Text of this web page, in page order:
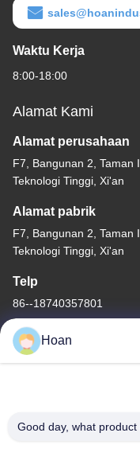
Waktu Kerja
8:00-18:00
Alamat Kami
Alamat perusahaan
F7, Bangunan 2, Taman
Teknologi Tinggi, Xi'an
Alamat pabrik
F7, Bangunan 2, Taman
Teknologi Tinggi, Xi'an
Telp
86--18740357801
Cina Kualitas Baik
Hoan
Good day, what